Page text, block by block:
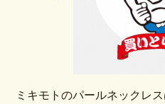
ミキモトのパールネックレ